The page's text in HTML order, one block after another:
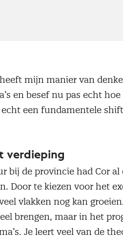
mijn manier van
en besef nu pas echt
echt een fundamentele
verdieping
bij de provincie had Cor
Door te kiezen voor het
vlakken nog kan
brengen, maar in het
Je leert veel van de